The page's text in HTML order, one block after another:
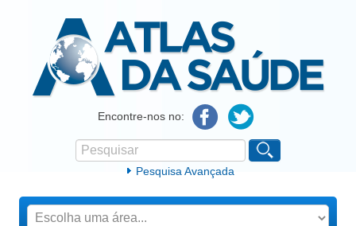
Atlas da SaúdeEncontre-nos no:
Formulário de procura
Pesquisar
Pesquisa Avançada